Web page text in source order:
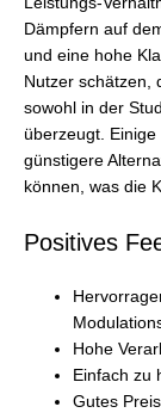
Dämpfern auf
und eine hohe
Nutzer schätzen,
sowohl in der
überzeugt.
günstigere
können, was die
Positives
Hohe
Einfach zu
Gutes